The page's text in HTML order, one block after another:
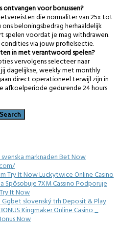
voor bonussen?
die normaliter van 25x tot
beloningsbedrag herhaaldelijk
spelen voordat je mag withdrawen.
via jouw profielsectie.
in met verantwoord spelen?
vervolgens selecteer naar
dagelijkse, weekly met monthly
direct operationeel terwijl zijn in
afkoelperiode gedurende 24 hours
marknaden Bet Now
Try It Now Luckytwice Online Casino
Spôsobuje 7XM Cassino Podporuje
It Now
slovenský trh Deposit & Play
Kingmaker Online Casino _
Now